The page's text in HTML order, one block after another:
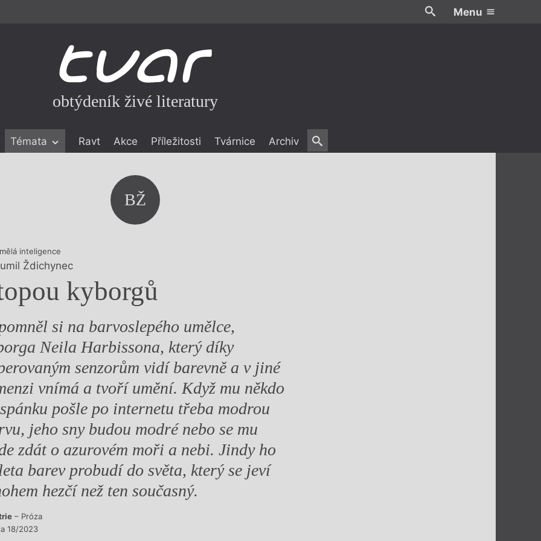
Menu
obtýdeník živé literatury
Témata Ravt Akce Příležitosti Tvárnice Archiv
BŽ
inteligence
Ždichynec
kyborgů
si na barvoslepého umělce,
Neila Harbissona, který díky
senzorům vidí barevně a v jiné
vnímá a tvoří umění. Když mu někdo
pošle po internetu třeba modrou
jeho sny budou modré nebo se mu
zdát o azurovém moři a nebi. Jindy ho
barev probudí do světa, který se jeví
hezčí než ten současný.
– Próza
18/2023